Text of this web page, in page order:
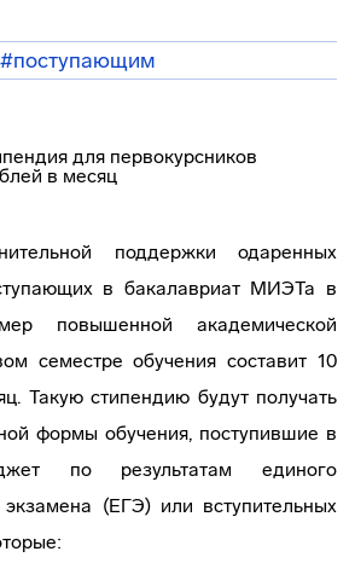
#поступающим
поддержки одаренных
в бакалавриат МИЭТа в
повышенной академической
семестре обучения составит 10
Такую стипендию будут получать
формы обучения, поступившие в
по результатам единого
экзамена (ЕГЭ) или вступительных